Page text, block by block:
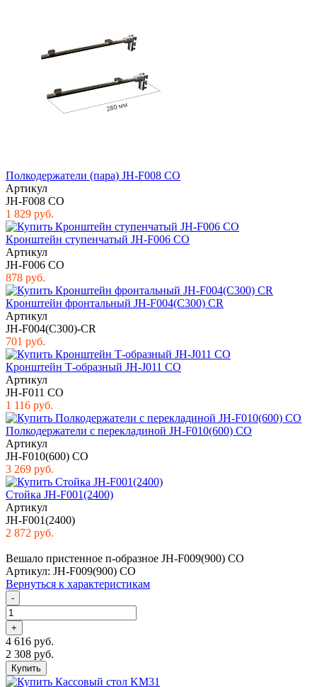
Полкодержатели (пара) JH-F008 CO
Артикул
JH-F008 CO
1 829 руб.
Кронштейн ступенчатый JH-F006 CO
Артикул
JH-F006 CO
878 руб.
Кронштейн фронтальный JH-F004(C300) CR
Артикул
JH-F004(C300)-CR
701 руб.
Кронштейн Т-образный JH-J011 СO
Артикул
JH-F011 CO
1 116 руб.
Полкодержатели c перекладиной JH-F010(600) CO
Артикул
JH-F010(600) CO
3 269 руб.
Стойка JH-F001(2400)
Артикул
JH-F001(2400)
2 872 руб.
Вешало пристенное п-образное JH-F009(900) CO
Артикул: JH-F009(900) CO
Вернуться к характеристикам
-
+
4 616 руб.
2 308 руб.
Купить